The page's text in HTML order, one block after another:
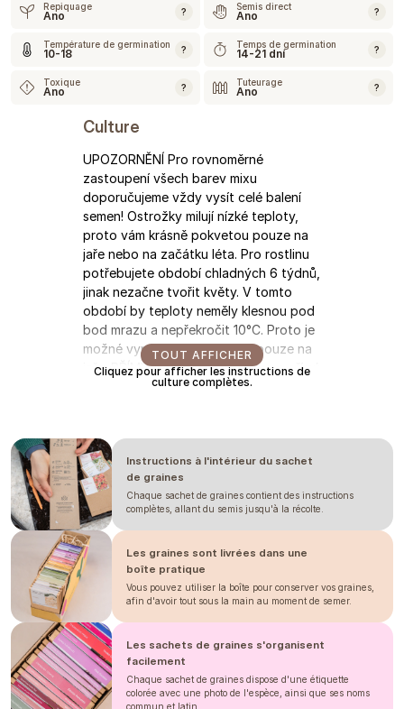
Repiquage
Ano ? Semis direct
Ano ?
Température de germination
10-18 ? Temps de germination
14-21 dní ?
Toxique
Ano ? Tuteurage
Ano ?
Culture
UPOZORNĚNÍ Pro rovnoměrné
zastoupení všech barev mixu
doporučujeme vždy vysít celé balení
semen! Ostrožky milují nízké teploty,
proto vám krásně pokvetou pouze na
jaře nebo na začátku léta. Pro rostlinu
potřebujete období chladných 6 týdnů,
jinak nezačne tvořit květy. V tomto
období by teploty neměly klesnou pod
bod mrazu a nepřekročit 10°C. Proto je
možné vypěstovat ostrožky pouze na
jaře. PŘÍMÝ VÝSEV Doporučujeme přímý
výsev. Ostrožku můžete vysít už na
výsev, pokvete na začátku léta.
Kombinace obou postupů je skvělý trik,
jak si prodloužit ostrožkovou sezónu.
Teplota půdy by pro klíčení měla být
okolo 13°C. Sejeme 0,5 cm hluboko,
ostrožky potřebují tmu ke klíčení.
Doporučujeme oporu.
Les informations fournies sont basées sur notre
expérience, veuillez les utiliser uniquement à titre
indicatif. Les durées peuvent varier selon la saison,
le climat, l'emplacement, les dates de semis et de
repiquage, ainsi que les conditions sous serre. Nous
recommandons toujours de tester le comportement de
la plante dans vos conditions. Veuillez ne pas
considérer cela comme une garantie.
TOUT AFFICHER
Cliquez pour afficher les instructions de
culture complètes.
Instructions à l'intérieur du sachet
de graines
Chaque sachet de graines contient des instructions
complètes, allant du semis jusqu'à la récolte.
Les graines sont livrées dans une
boîte pratique
Vous pouvez utiliser la boîte pour conserver vos graines,
afin d'avoir tout sous la main au moment de semer.
Les sachets de graines s'organisent
facilement
Chaque sachet de graines dispose d'une étiquette
colorée avec une photo de l'espèce, ainsi que ses noms
commun et latin.